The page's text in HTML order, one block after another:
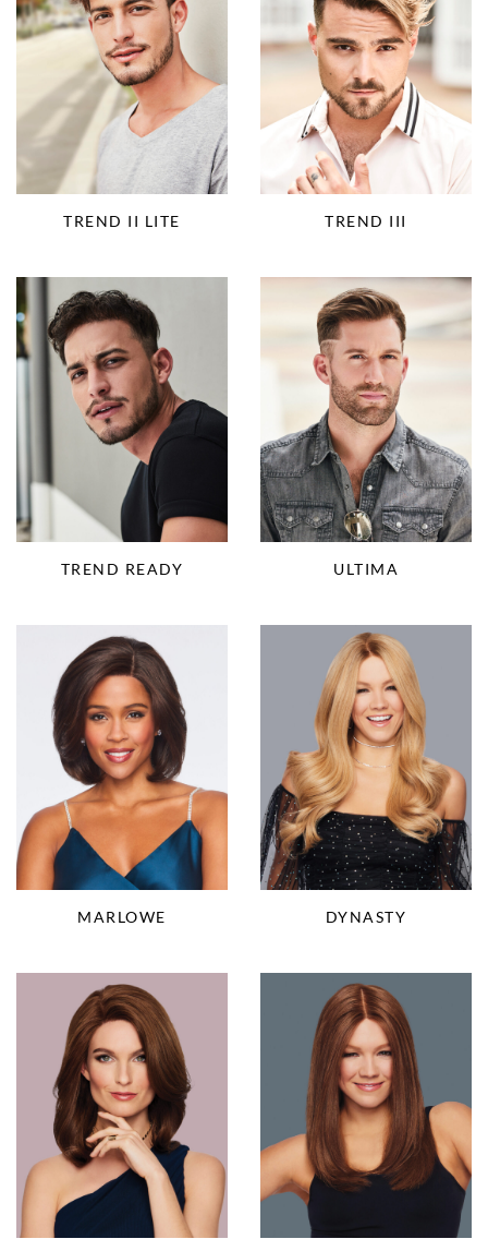
TREND II LITE TREND III
TREND READY ULTIMA
MARLOWE DYNASTY